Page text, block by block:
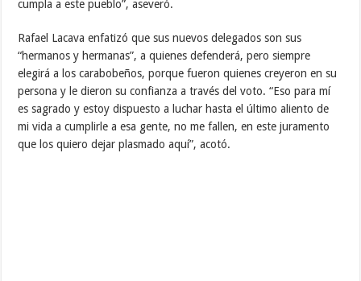
cumpla a este pueblo”, aseveró.
Rafael Lacava enfatizó que sus nuevos delegados son sus
“hermanos y hermanas”, a quienes defenderá, pero siempre
elegirá a los carabobeños, porque fueron quienes creyeron en su
persona y le dieron su confianza a través del voto. “Eso para mí
es sagrado y estoy dispuesto a luchar hasta el último aliento de
mi vida a cumplirle a esa gente, no me fallen, en este juramento
que los quiero dejar plasmado aquí”, acotó.